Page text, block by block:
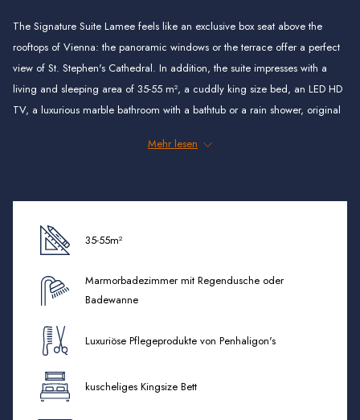
auf
die
folgenden
Links
The Signature Suite Lamee feels like an exclusive box seat above the
rooftops of Vienna: the panoramic windows or the terrace offer a perfect
view of St. Stephen's Cathedral. In addition, the suite impresses with a
living and sleeping area of 35-55 m², a cuddly king size bed, an LED HD
TV, a luxurious marble bathroom with a bathtub or a rain shower, original
organic production the mini bar.
Mehr lesen
35-55m²
Marmorbadezimmer mit Regendusche oder
Badewanne
Luxuriöse Pflegeprodukte von Penhaligon's
kuscheliges Kingsize Bett